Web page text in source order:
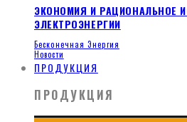
ЭКОНОМИЯ И РАЦИОНАЛЬНОЕ
ЭЛЕКТРОЭНЕРГИИ
Бесконечная Энергия
Новости
ПРОДУКЦИЯ
ПРОДУКЦИЯ